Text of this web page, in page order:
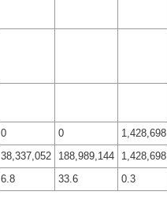
0 0 1,428,698
38,337,052 188,989,144 1,428,698
6.8 33.6 0.3